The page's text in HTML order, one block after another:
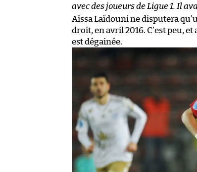
avec des joueurs de Ligue 1. Il
Aïssa Laïdouni ne disputera
droit, en avril 2016. C’est peu,
est dégainée.